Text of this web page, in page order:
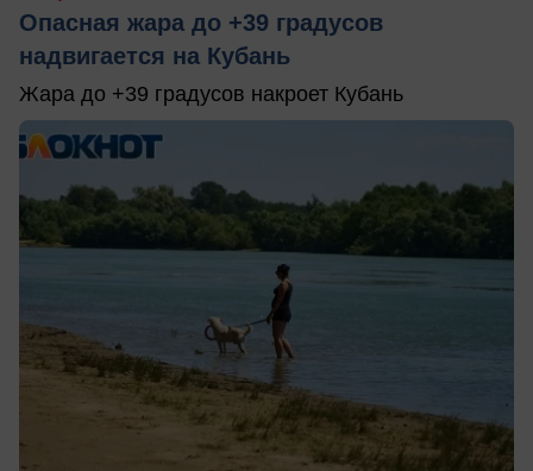
Опасная жара до +39 градусов
надвигается на Кубань
Жара до +39 градусов накроет Кубань